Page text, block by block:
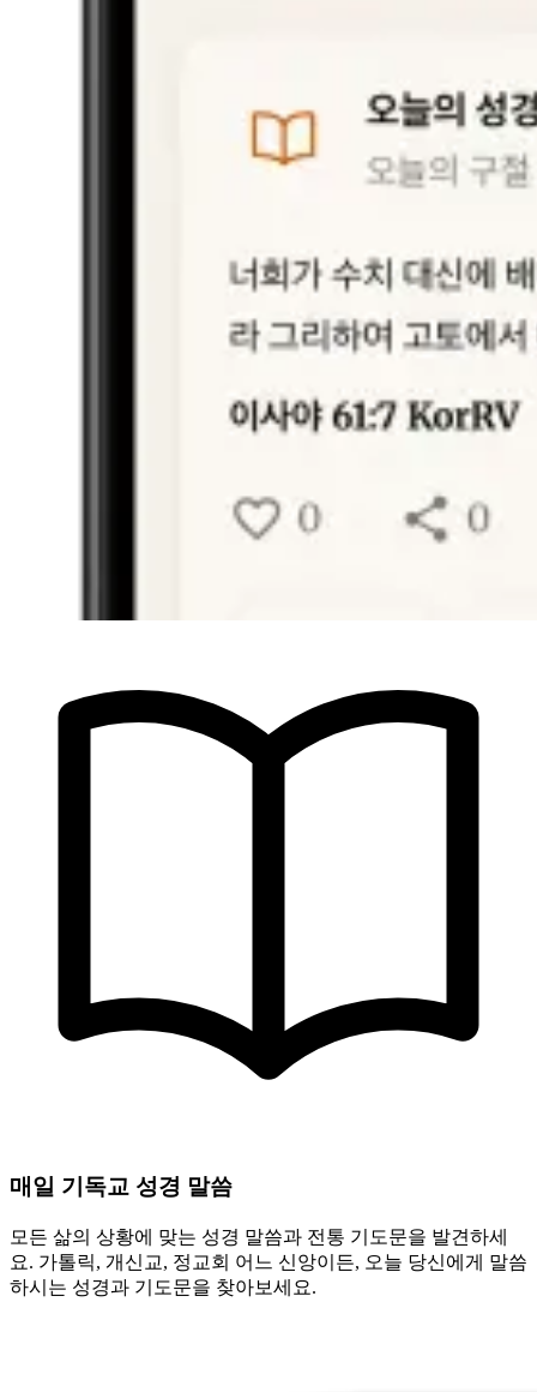
매일 기독교 성경 말씀
모든 삶의 상황에 맞는 성경 말씀과 전통 기도문을 발견하세
요. 가톨릭, 개신교, 정교회 어느 신앙이든, 오늘 당신에게 말씀
하시는 성경과 기도문을 찾아보세요.